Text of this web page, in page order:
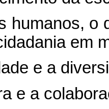
humanos, o
em
e a
e a